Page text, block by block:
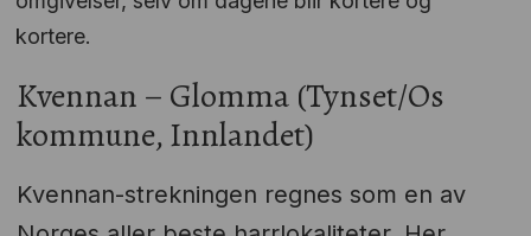
kortere.
Kvennan – Glomma (Tynset/Os
kommune, Innlandet)
Kvennan-strekningen regnes som en av